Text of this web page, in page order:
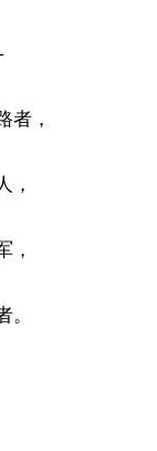
者，
，
，